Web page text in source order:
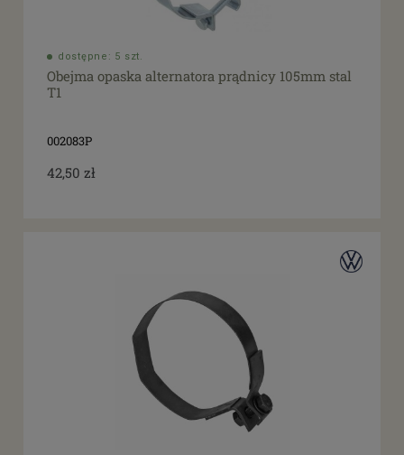
dostępne: 5 szt.
Obejma opaska alternatora prądnicy 105mm stal
T1
002083P
42,50 zł